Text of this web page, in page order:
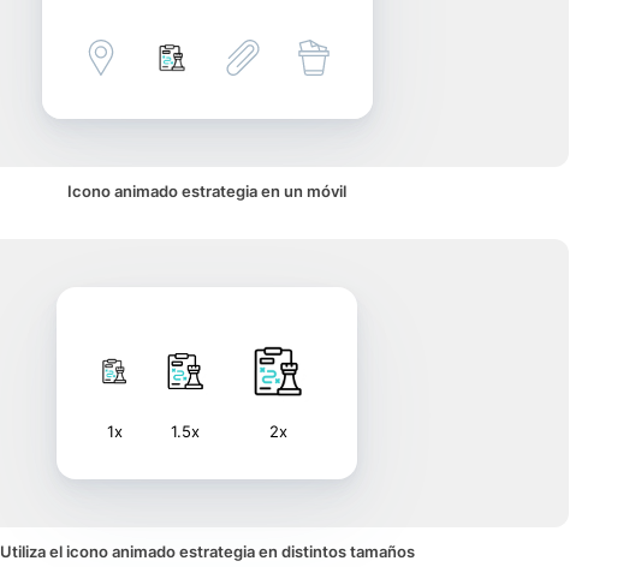
Icono animado estrategia en un móvil
1x 1.5x 2x
Utiliza el icono animado estrategia en distintos tamaños